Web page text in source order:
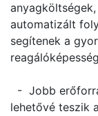
automatizált
segítenek a
- Jobb
lehetővé teszik